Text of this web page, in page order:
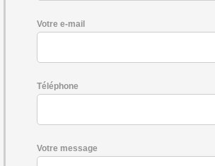
Votre e-mail
Téléphone
Votre message